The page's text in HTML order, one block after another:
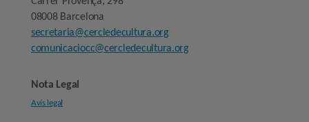
08008 Barcelona
secretaria@cercledecultura.org
comunicaciocc@cercledecultura.org
Nota Legal
Avís legal